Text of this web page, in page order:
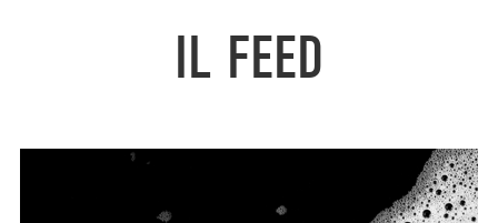
IL FEED